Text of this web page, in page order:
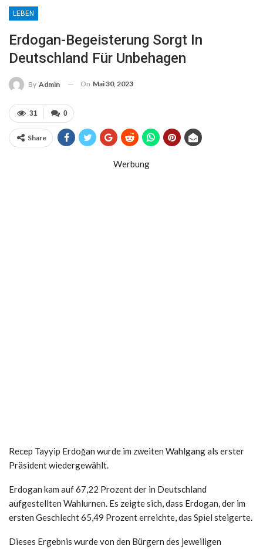
LEBEN
Erdogan-Begeisterung Sorgt In
Deutschland Für Unbehagen
By Admin On Mai 30, 2023
0
31
Share
Werbung
Recep Tayyip Erdoğan wurde im zweiten Wahlgang als erster
Präsident wiedergewählt.
Erdogan kam auf 67,22 Prozent der in Deutschland
aufgestellten Wahlurnen. Es zeigte sich, dass Erdogan, der im
ersten Geschlecht 65,49 Prozent erreichte, das Spiel steigerte.
Dieses Ergebnis wurde von den Bürgern des jeweiligen